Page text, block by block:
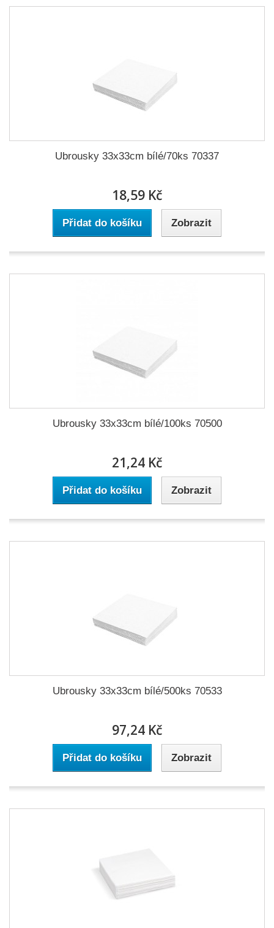
Ubrousky 33x33cm bílé/70ks 70337
18,59 Kč
Přidat do košíku Zobrazit
Ubrousky 33x33cm bílé/100ks 70500
21,24 Kč
Přidat do košíku Zobrazit
Ubrousky 33x33cm bílé/500ks 70533
97,24 Kč
Přidat do košíku Zobrazit